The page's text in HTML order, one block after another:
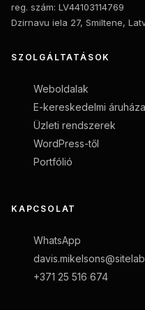
reg. szám: LV44103114769
Dzirnavu iela 27, Smiltene,
SZOLGÁLTATÁSOK
Weboldalak
E-kereskedelmi
Üzleti rendszerek
WordPress-től
Portfólió
KAPCSOLAT
WhatsApp
+371 25 516 674